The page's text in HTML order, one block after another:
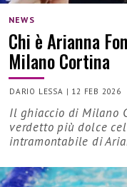
NEWS
Chi è Arianna
Milano Cortina
DARIO LESSA | 12 FEB 2026
Il ghiaccio di Milano
verdetto più dolce
intramontabile di